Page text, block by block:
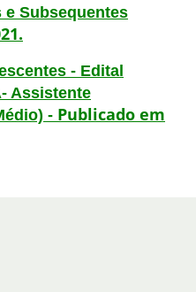
Subsequentes
- Edital
Assistente
- Publicado em